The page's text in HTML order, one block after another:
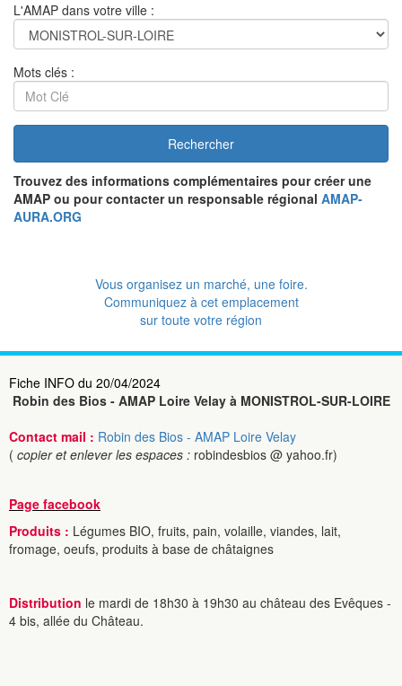
L'AMAP dans votre ville :
Mots clés :
Rechercher
Trouvez des informations complémentaires pour créer une
AMAP ou pour contacter un responsable régional AMAP-
AURA.ORG
Vous organisez un marché, une foire.
Communiquez à cet emplacement
sur toute votre région
Fiche INFO du 20/04/2024
Robin des Bios - AMAP Loire Velay à MONISTROL-SUR-LOIRE
Contact mail : Robin des Bios - AMAP Loire Velay
( copier et enlever les espaces : robindesbios @ yahoo.fr)
Page facebook
Produits : Légumes BIO, fruits, pain, volaille, viandes, lait,
fromage, oeufs, produits à base de châtaignes
Distribution le mardi de 18h30 à 19h30 au château des Evêques -
4 bis, allée du Château.